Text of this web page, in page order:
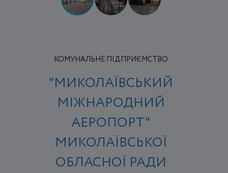
КОМУНАЛЬНЕ ПІДПРИЄМСТВО
"МИКОЛАЇВСЬКИЙ
МІЖНАРОДНИЙ
АЕРОПОРТ"
МИКОЛАЇВСЬКОЇ
ОБЛАСНОЇ РАДИ